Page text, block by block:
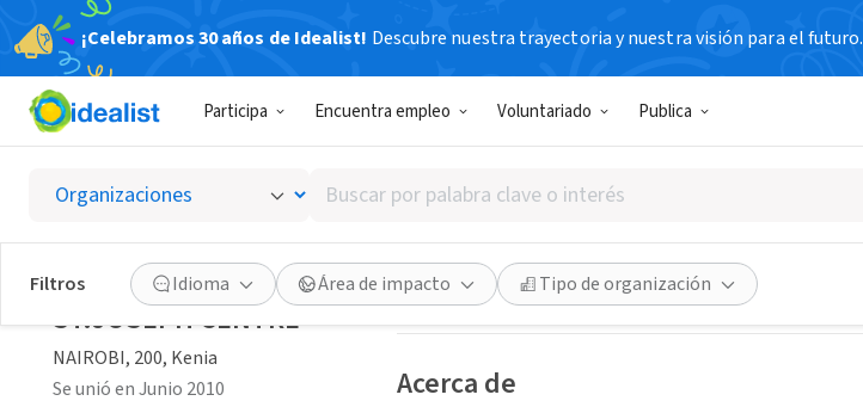
¡Celebramos 30 años de Idealist! Descubre nuestra trayectoria y nuestra visión para el futuro.
Participa Encuentra empleo Voluntariado Publica
Buscar
por
palabra
clave
o
interés
Filtros Idioma Área de impacto Tipo de organización
ST.JOSEPH CENTRE
NAIROBI, 200, Kenia
Guardar Compartir
Acerca de
ST.JOSEPH CENTRE
NAIROBI, 200, Kenia
Se unió en Junio 2010